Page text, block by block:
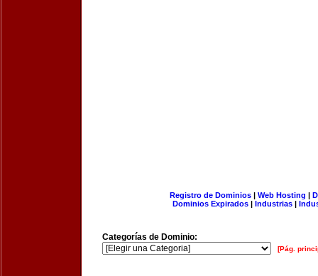
Registro de Dominios| Web Hosting |
Dominios Expirados | Industrias |
Categorías de Dominio:
[Pág.